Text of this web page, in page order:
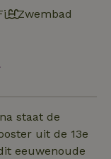
Zwembad
staat de
uit de 13e
eeuwenoude